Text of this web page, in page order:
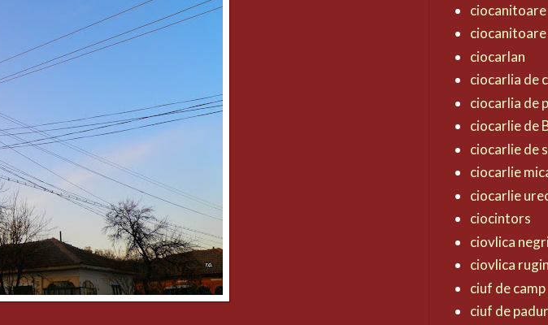
ciocarlan
ciocarlia de
ciocarlia de
ciocarlie de
ciocarlie de
ciocarlie
ciocarlie
ciocintors
ciovlica
ciovlica
ciuf de camp
ciuf de